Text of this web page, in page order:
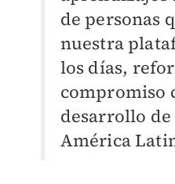
de personas
nuestra
los días,
compromiso
desarrollo
América